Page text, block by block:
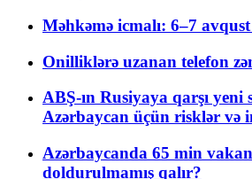
Məhkəmə icmalı: 6–7 avqust
Onilliklərə uzanan telefon
ABŞ-ın Rusiyaya qarşı yeni
Azərbaycan üçün risklər və
Azərbaycanda 65 min
doldurulmamış qalır?